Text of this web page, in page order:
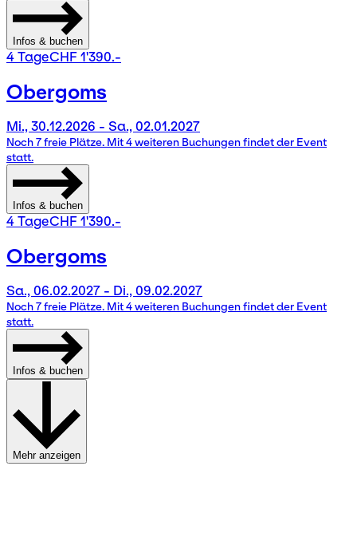
Infos & buchen
4 TageCHF 1'390.-
Obergoms
Mi., 30.12.2026 - Sa., 02.01.2027
Noch 7 freie Plätze. Mit 4 weiteren Buchungen findet der Event
statt.
Infos & buchen
4 TageCHF 1'390.-
Obergoms
Sa., 06.02.2027 - Di., 09.02.2027
Noch 7 freie Plätze. Mit 4 weiteren Buchungen findet der Event
statt.
Infos & buchen
Mehr anzeigen